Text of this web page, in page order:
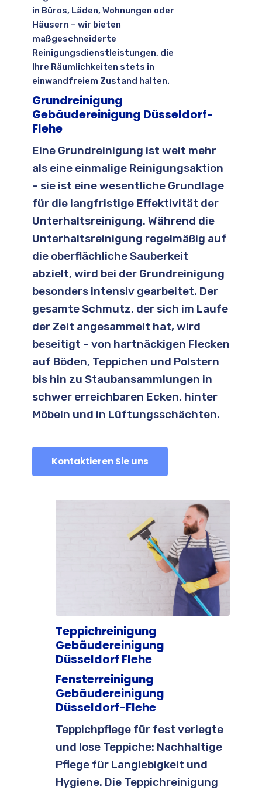
in Büros, Läden, Wohnungen oder
Häusern – wir bieten
maßgeschneiderte
Reinigungsdienstleistungen, die
Ihre Räumlichkeiten stets in
einwandfreiem Zustand halten.
Grundreinigung
Gebäudereinigung Düsseldorf-
Flehe
Eine Grundreinigung ist weit mehr
als eine einmalige Reinigungsaktion
– sie ist eine wesentliche Grundlage
für die langfristige Effektivität der
Unterhaltsreinigung. Während die
Unterhaltsreinigung regelmäßig auf
die oberflächliche Sauberkeit
abzielt, wird bei der Grundreinigung
besonders intensiv gearbeitet. Der
gesamte Schmutz, der sich im Laufe
der Zeit angesammelt hat, wird
beseitigt – von hartnäckigen Flecken
auf Böden, Teppichen und Polstern
bis hin zu Staubansammlungen in
schwer erreichbaren Ecken, hinter
Möbeln und in Lüftungsschächten.
Kontaktieren Sie uns
Teppichreinigung
Gebäudereinigung
Düsseldorf Flehe
Fensterreinigung
Gebäudereinigung
Düsseldorf-Flehe
Teppichpflege für fest verlegte
und lose Teppiche: Nachhaltige
Pflege für Langlebigkeit und
Hygiene. Die Teppichreinigung